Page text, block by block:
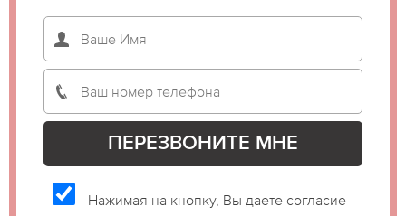
Нажимая на кнопку, Вы даете согласие